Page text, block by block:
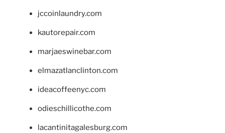
jccoinlaundry.com
kautorepair.com
marjaeswinebar.com
elmazatlanclinton.com
ideacoffeenyc.com
odieschillicothe.com
lacantinitagalesburg.com